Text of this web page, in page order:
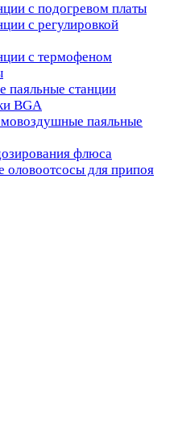
с подогревом платы
с регулировкой
с термофеном
паяльные станции
BGA
паяльные
флюса
оловоотсосы для припоя